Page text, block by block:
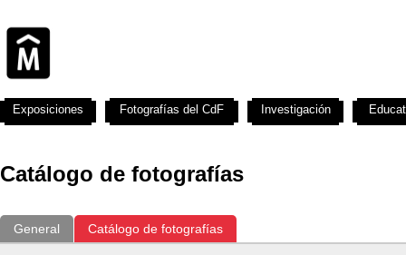
Catálogo de fotografías
General Catálogo de fotografías
Exposiciones Fotografías del CdF Investigación